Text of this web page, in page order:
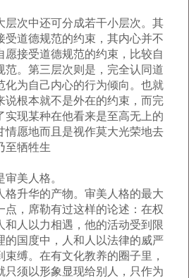
次中还可分成若干小层次。其
受道德规范的约束，其内心并不
愿接受道德规范的约束，比较自
范。第三层次则是，完全认同道
化为自己内心的行为倾向。也就
说根本就不是外在的约束，而完
实现某种在他看来是至高无上的
情愿地而且是视作莫大光荣地去
至牺牲生
。
美人格。
升华的产物。审美人格的最大
点，席勒有过这样的论述：在权
和人以力相遇，他的活动受到限
的国度中，人和人以法律的威严
缚。在有文化教养的圈子里，
只须以形象显现给别人，只作为